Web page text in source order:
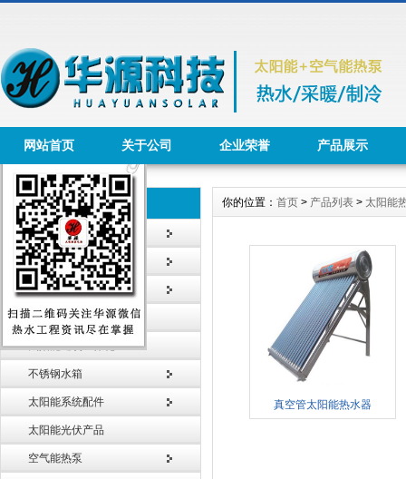
网站首页 关于公司 企业荣誉 产品展示
产品列表 Product
太阳能热水工程
太阳能热水器
智能节水系统
太阳能采暖工程
太阳能建筑一体化
不锈钢水箱
太阳能系统配件
太阳能光伏产品
空气能热泵
你的位置： 首页 > 产品列表 > 太阳能
真空管太阳能热水器